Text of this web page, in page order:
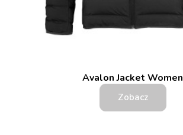
Avalon Jacket Women
Zobacz